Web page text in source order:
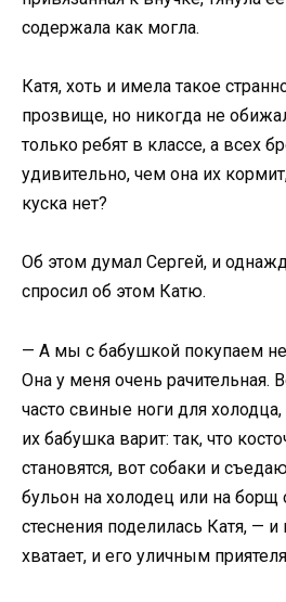
содержала как могла.
Катя, хоть и имела такое
прозвище, но никогда не
только ребят в классе, а всех
удивительно, чем она их
куска нет?
Об этом думал Сергей, и
спросил об этом Катю.
— А мы с бабушкой покупаем
Она у меня очень рачительная.
часто свиные ноги для
их бабушка варит: так, что
становятся, вот собаки и
бульон на холодец или на борщ
стеснения поделилась Катя, —
хватает, и его уличным